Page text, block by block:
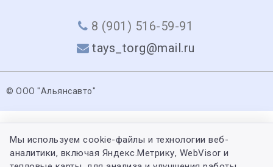
8 (901) 516-59-91
tays_torg@mail.ru
© ООО "Альянсавто"
Мы используем cookie-файлы и технологии веб-
аналитики, включая Яндекс.Метрику, WebVisor и